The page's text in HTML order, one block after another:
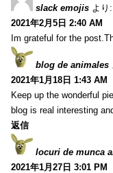
slack emojis より:
2021年2月5日 2:40 AM
Im grateful for the
blog de animales
2021年1月18日 1:43 AM
Keep up the wonderful
blog is real interesting
返信
locuri de munca
2021年1月27日 3:01 PM